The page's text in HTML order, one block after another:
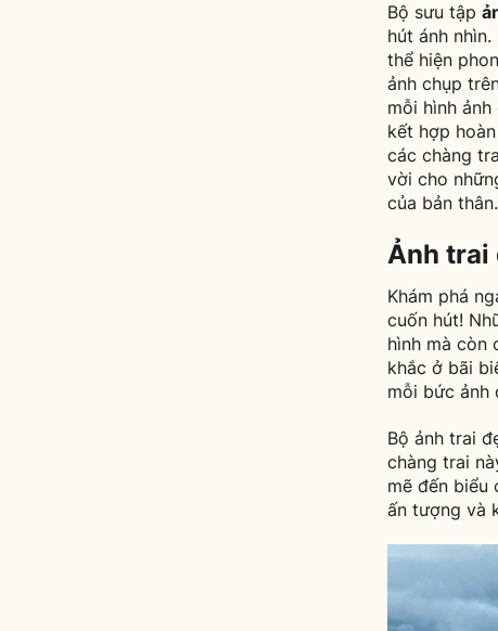
Bộ sưu tập
hút ánh
thể hiện
ảnh chụp
mỗi hình
kết hợp
các chàng
vời cho
của bản thân.
Ảnh trai
Khám phá
cuốn hút!
hình mà còn
khắc ở bãi
mỗi bức ảnh
Bộ ảnh trai
chàng trai
mẽ đến biểu
ấn tượng và